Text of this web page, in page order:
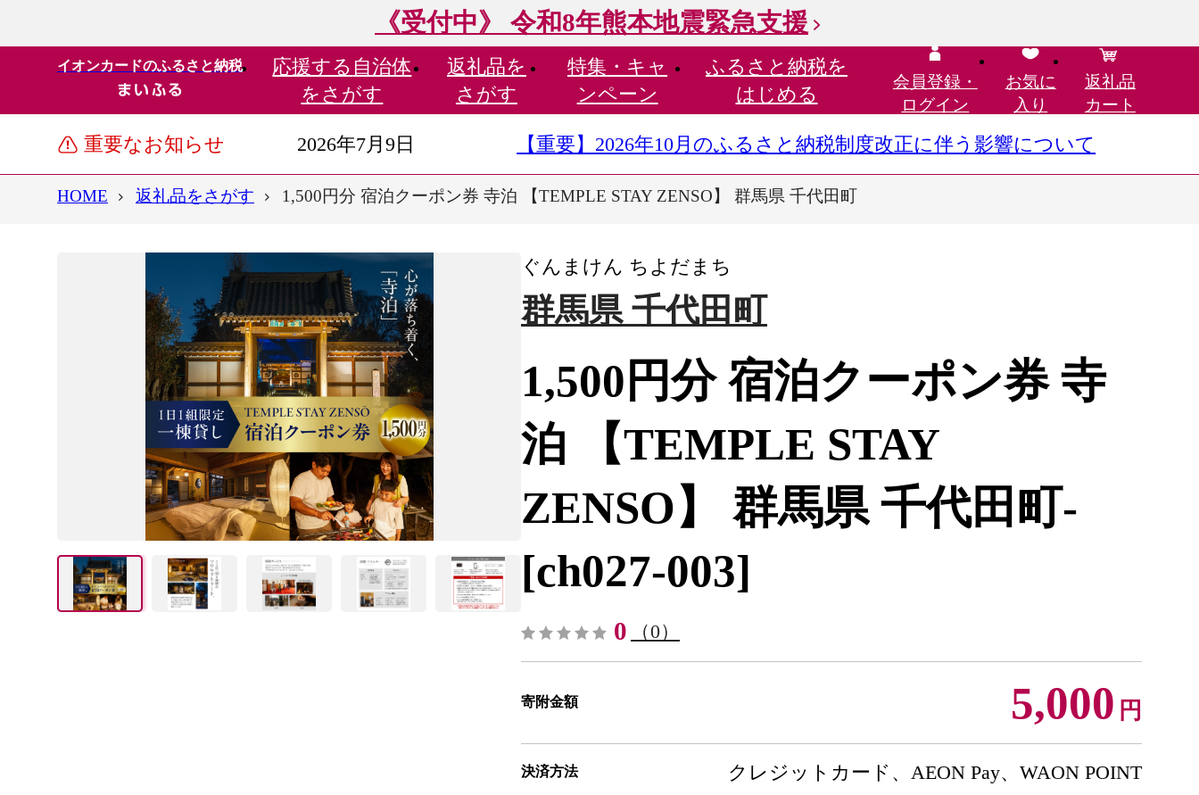
《受付中》 令和8年熊本地震緊急支援
イオンカードのふるさと納税 応援する 自治体
をさがす
返礼品を
さがす
特集・ キャ
ンペーン
ふるさと納税を
はじめる
会員登録・
ログイン
お気に
入り
返礼品
カート
重要なお知らせ 2026年7月9日 【重要】2026年10月のふるさと納税制度改正に伴う影響について
HOME 返礼品をさがす 1,500円分 宿泊クーポン券 寺泊 【TEMPLE STAY ZENSO】 群馬県 千代田町
ぐんまけん ちよだまち
群馬県 千代田町
1,500円分 宿泊クーポン券 寺
泊 【TEMPLE STAY
ZENSO】 群馬県 千代田町-
[ch027-003]
0 （0）
寄附金額 5,000 円
決済方法
クレジットカード、AEON Pay、WAON POINT